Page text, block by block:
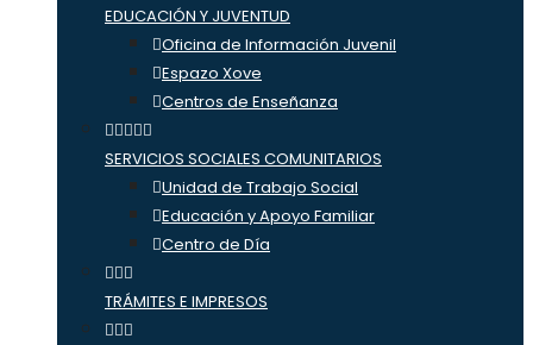
EDUCACIÓN Y JUVENTUD
Oficina de Información Juvenil
Espazo Xove
Centros de Enseñanza
SERVICIOS SOCIALES COMUNITARIOS
Unidad de Trabajo Social
Educación y Apoyo Familiar
Centro de Día
TRÁMITES E IMPRESOS